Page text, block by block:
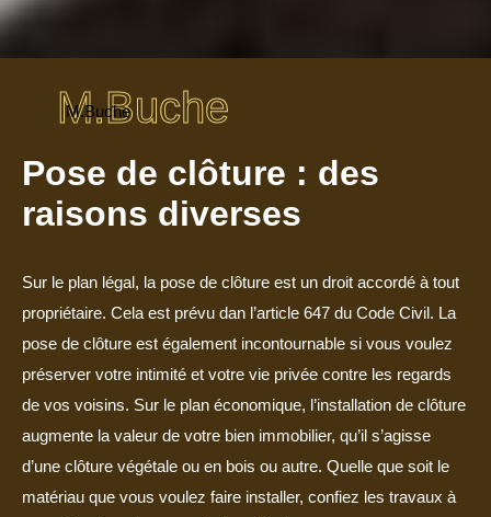
M.Buche
M.Buche
Pose de clôture : des
raisons diverses
Sur le plan légal, la pose de clôture est un droit accordé à tout
propriétaire. Cela est prévu dan l’article 647 du Code Civil. La
pose de clôture est également incontournable si vous voulez
préserver votre intimité et votre vie privée contre les regards
de vos voisins. Sur le plan économique, l’installation de clôture
augmente la valeur de votre bien immobilier, qu’il s’agisse
d’une clôture végétale ou en bois ou autre. Quelle que soit le
matériau que vous voulez faire installer, confiez les travaux à